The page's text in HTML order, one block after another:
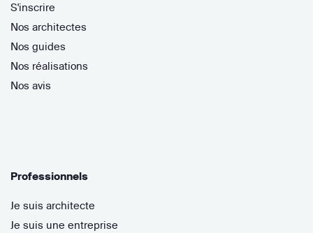
S'inscrire
Nos architectes
Nos guides
Nos réalisations
Nos avis
Professionnels
Je suis architecte
Je suis une entreprise